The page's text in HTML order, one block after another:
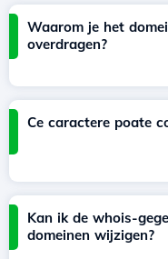
Waarom je het
overdragen?
Ce caractere poate
Kan ik de whois-
domeinen wijzigen?